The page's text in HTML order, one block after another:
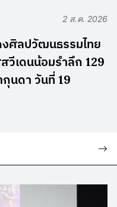
2 ส.ค. 2026
ศิลปวัฒนธรรมไทย
วีเดนน้อมรำลึก 129
นดา วันที่ 19